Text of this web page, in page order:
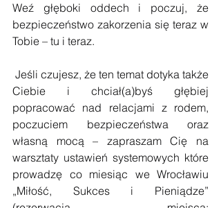
Weź głęboki oddech i poczuj, że
bezpieczeństwo zakorzenia się teraz w
Tobie – tu i teraz.
Jeśli czujesz, że ten temat dotyka także
Ciebie i chciał(a)byś głębiej
popracować nad relacjami z rodem,
poczuciem bezpieczeństwa oraz
własną mocą – zapraszam Cię na
warsztaty ustawień systemowych które
prowadzę co miesiąc we Wrocławiu
„Miłość, Sukces i Pieniądze”